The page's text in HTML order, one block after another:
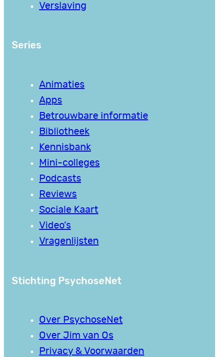
Verslaving
Series
Animaties
Apps
Betrouwbare informatie
Bibliotheek
Kennisbank
Mini-colleges
Podcasts
Reviews
Sociale Kaart
Video’s
Vragenlijsten
Stichting PsychoseNet
Over PsychoseNet
Over Jim van Os
Privacy & Voorwaarden